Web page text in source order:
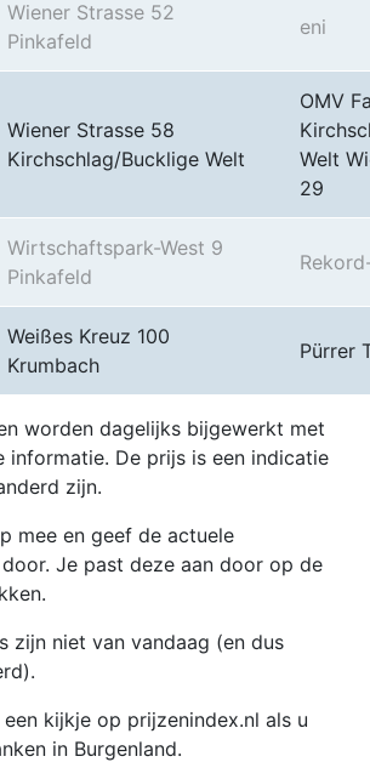
Wiener Strasse 52
Pinkafeld
eni
Wiener Strasse 58
Kirchschlag/Bucklige Welt
OMV
Welt
29
Wirtschaftspark-West 9
Pinkafeld
Weißes Kreuz 100
Krumbach
Pürrer
worden dagelijks bijgewerkt met
informatie. De prijs is een indicatie
zijn.
mee en geef de actuele
Je past deze aan door op de
zijn niet van vandaag (en dus
kijkje op prijzenindex.nl als u
in Burgenland.